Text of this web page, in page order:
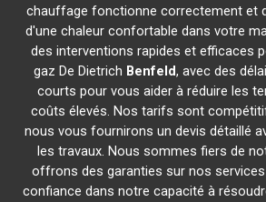
chauffage fonctionne correctement et
d'une chaleur confortable dans votre
des interventions rapides et efficaces
gaz De Dietrich Benfeld, avec des
courts pour vous aider à réduire les
coûts élevés. Nos tarifs sont
nous vous fournirons un devis détaillé
les travaux. Nous sommes fiers de
offrons des garanties sur nos
confiance dans notre capacité à